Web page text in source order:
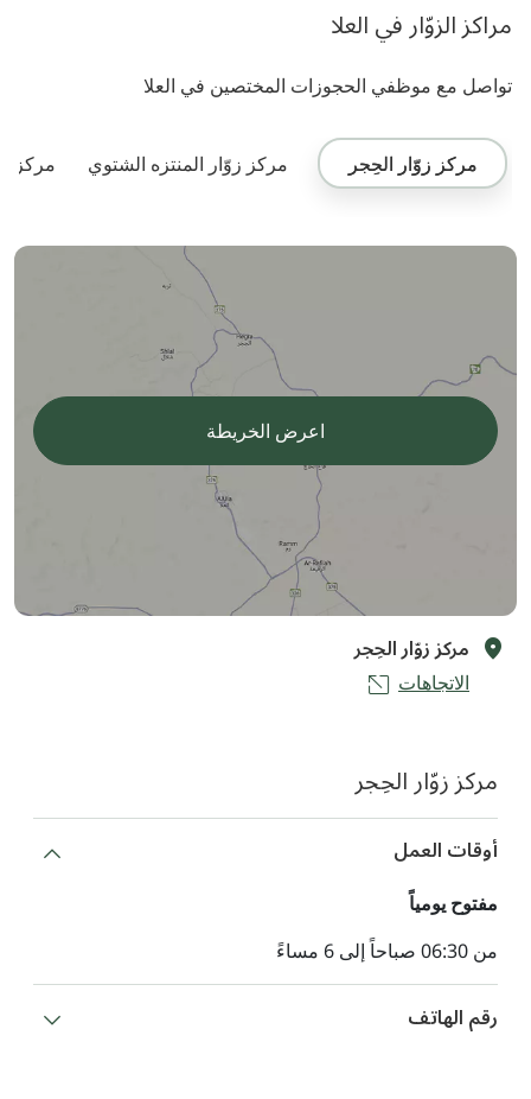
مراكز الزوّار في العلا
تواصل مع موظفي الحجوزات المختصين في العلا
مركز زوّار الحِجر مركز زوّار المنتزه الشتوي مركز
اعرض الخريطة
مركز زوّار الحِجر
الاتجاهات
مركز زوّار الحِجر
أوقات العمل
مفتوح يومياً
من 06:30 صباحاً إلى 6 مساءً
رقم الهاتف